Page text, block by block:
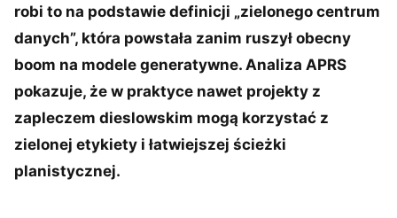
robi to na podstawie definicji „zielonego centrum
danych”, która powstała zanim ruszył obecny
boom na modele generatywne. Analiza APRS
pokazuje, że w praktyce nawet projekty z
zapleczem dieslowskim mogą korzystać z
zielonej etykiety i łatwiejszej ścieżki
planistycznej.